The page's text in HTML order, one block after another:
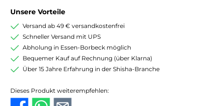
Unsere Vorteile
Versand ab 49 € versandkostenfrei
Schneller Versand mit UPS
Abholung in Essen-Borbeck möglich
Bequemer Kauf auf Rechnung (über Klarna)
Über 15 Jahre Erfahrung in der Shisha-Branche
Dieses Produkt weiterempfehlen: